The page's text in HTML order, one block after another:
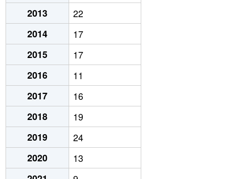
2013
22
2014
17
2015
17
2016
11
2017
16
2018
19
2019
24
2020
13